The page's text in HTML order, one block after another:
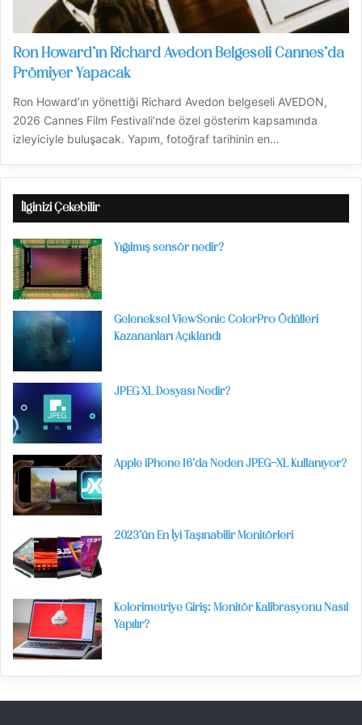
Ron Howard’ın Richard Avedon Belgeseli Cannes’da
Prömiyer Yapacak
Ron Howard’ın yönettiği Richard Avedon belgeseli AVEDON,
2026 Cannes Film Festivali’nde özel gösterim kapsamında
izleyiciyle buluşacak. Yapım, fotoğraf tarihinin en…
İlginizi Çekebilir
Yığılmış sensör nedir?
Geleneksel ViewSonic ColorPro Ödülleri
Kazananları Açıklandı
JPEG XL Dosyası Nedir?
Apple iPhone 16’da Neden JPEG-XL Kullanıyor?
2023’ün En İyi Taşınabilir Monitörleri
Kolorimetriye Giriş: Monitör Kalibrasyonu Nasıl
Yapılır?